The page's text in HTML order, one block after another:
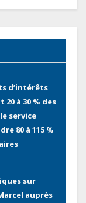
le
chantiers
Gabon
d’intérêts
à 30 % des
service
80 à 115 %
sur
auprès